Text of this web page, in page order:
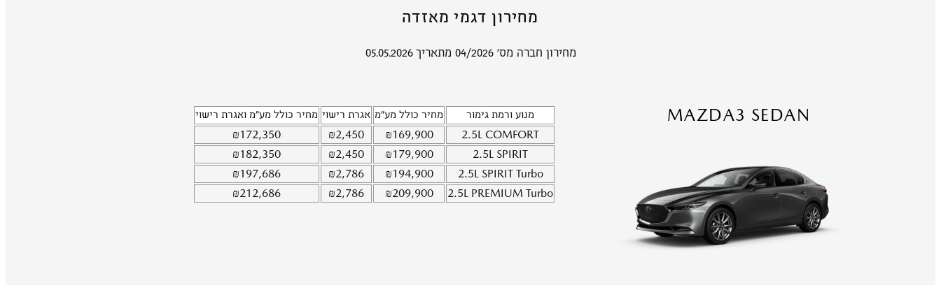
מחירון דגמי מאזדה
מחירון חברה מס' 04/2026 מתאריך 05.05.2026
MAZDA3 SEDAN מנוע ורמת גימור מחיר כולל מע"מ אגרת רישוי מחיר כולל מע"מ ואגרת רישוי
2.5L COMFORT
₪169,900
₪2,450
₪172,350
2.5L SPIRIT
₪179,900
₪2,450
₪182,350
2.5L SPIRIT Turbo
₪194,900
₪2,786
₪197,686
2.5L PREMIUM Turbo
₪209,900
₪2,786
₪212,686